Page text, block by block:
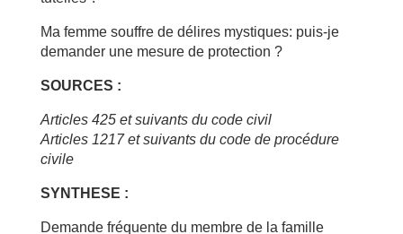
Ma femme souffre de délires mystiques: puis-je
demander une mesure de protection ?
SOURCES :
Articles 425 et suivants du code civil
Articles 1217 et suivants du code de procédure
civile
SYNTHESE :
Demande fréquente du membre de la famille